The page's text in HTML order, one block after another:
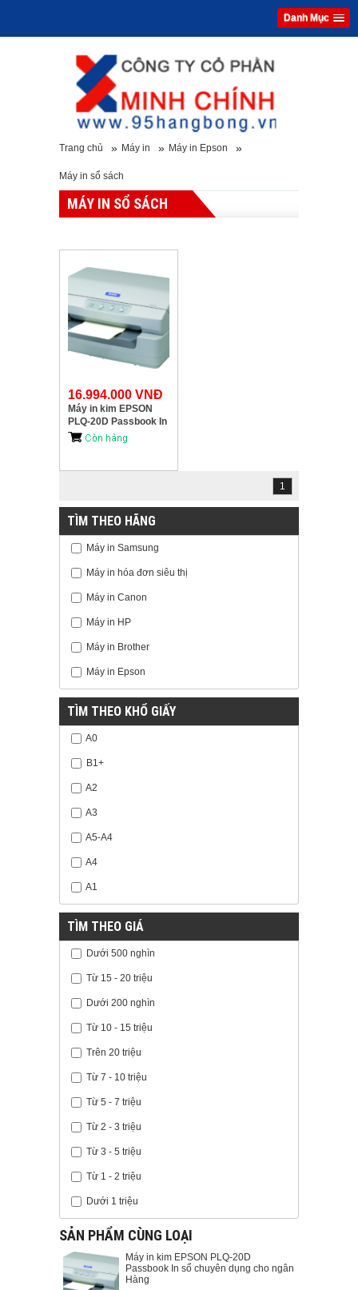
Danh Mục
Trang chủ » Máy in » Máy in Epson »
Máy in sổ sách
MÁY IN SỔ SÁCH
16.994.000 VNĐ
Máy in kim EPSON
PLQ-20D Passbook In
sổ chuyên dụng cho
1
TÌM THEO HÃNG
Máy in Samsung
Máy in hóa đơn siêu thị
Máy in Canon
Máy in HP
Máy in Brother
Máy in Epson
TÌM THEO KHỔ GIẤY
A0
B1+
A2
A3
A5-A4
A4
A1
TÌM THEO GIÁ
Dưới 500 nghìn
Từ 15 - 20 triệu
Dưới 200 nghìn
Từ 10 - 15 triệu
Trên 20 triệu
Từ 7 - 10 triệu
Từ 5 - 7 triệu
Từ 2 - 3 triệu
Từ 3 - 5 triệu
Từ 1 - 2 triệu
Dưới 1 triệu
SẢN PHẨM CÙNG LOẠI
Máy in kim EPSON PLQ-20D
Passbook In sổ chuyên dụng cho ngân
Hàng